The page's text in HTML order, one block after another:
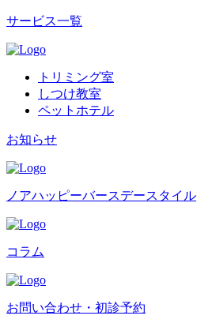
サービス一覧
トリミング室
しつけ教室
ペットホテル
お知らせ
ノアハッピーバースデースタイル
コラム
お問い合わせ・初診予約